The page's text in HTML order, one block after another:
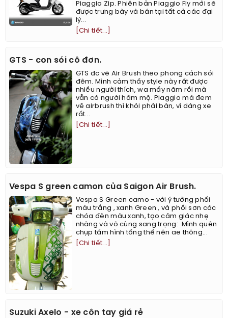
Piaggio Zip. Phiên bản Piaggio Fly mới sẽ
được trưng bày và bán tại tất cả các đại
lý...
[Chi tiết...]
GTS - con sói cô đơn.
GTS đc vẽ Air Brush theo phong cách sói
đêm. Mình cảm thấy style này rất được
nhiều người thích, wa mấy năm rồi mà
vẫn có người hâm mộ. Piaggio mà đem
vẽ airbrush thì khỏi phải bàn, vì dáng xe
rất...
[Chi tiết...]
Vespa S green camon của Saigon Air Brush.
Vespa S Green camo - với ý tưởng phối
màu trắng , xanh Green , và phối sơn các
chóa đèn màu xanh, tạo cảm giác nhẹ
nhàng và vô cùng sang trọng: ​​​​ ​Mình quên
chụp tấm hình tổng thể nên ae thông...
[Chi tiết...]
Suzuki Axelo - xe côn tay giá rẻ